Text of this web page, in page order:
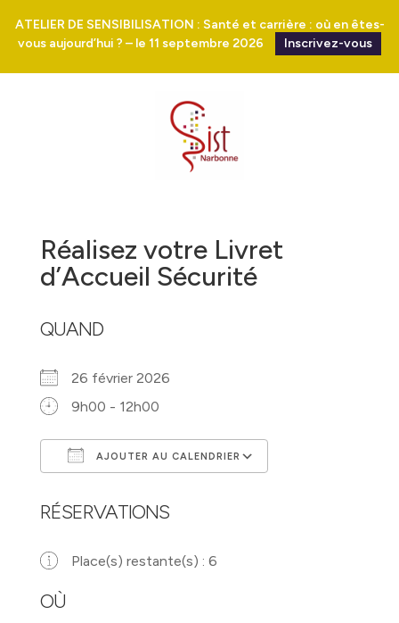
ATELIER DE SENSIBILISATION : Santé et carrière : où en êtes-
vous aujourd’hui ? – le 11 septembre 2026
Inscrivez-vous
Réalisez votre Livret
d’Accueil Sécurité
QUAND
26 février 2026
9h00 - 12h00
AJOUTER AU CALENDRIER
RÉSERVATIONS
Place(s) restante(s) : 6
OÙ